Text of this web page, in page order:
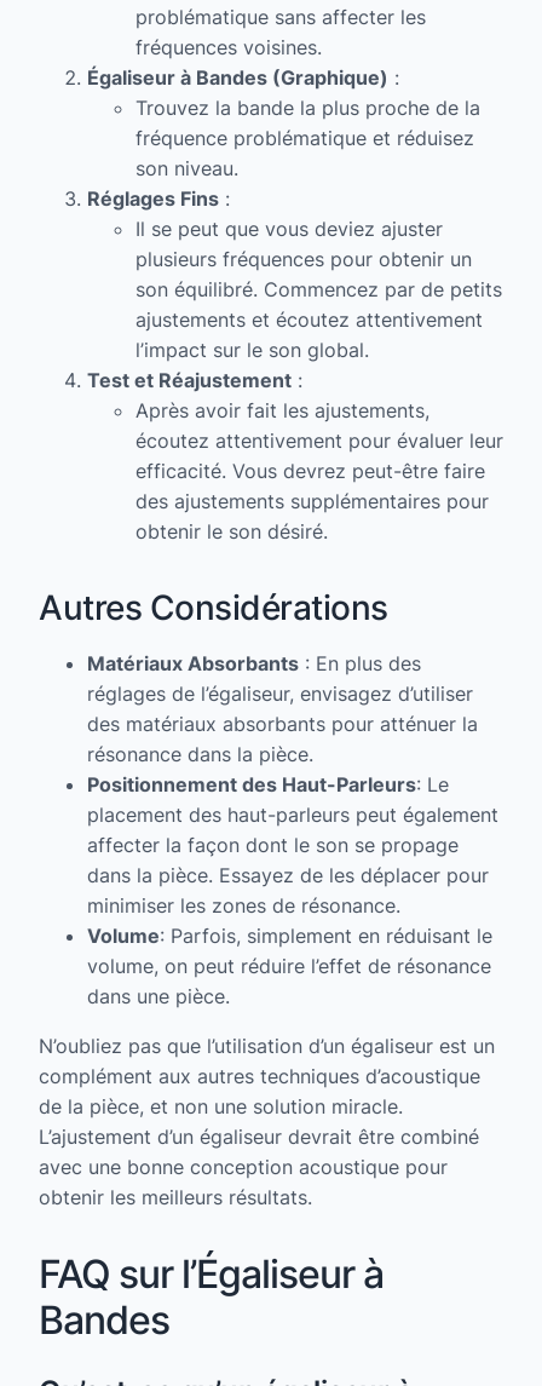
problématique sans affecter les
fréquences voisines.
Égaliseur à Bandes (Graphique) :
Trouvez la bande la plus proche de la
fréquence problématique et réduisez
son niveau.
Réglages Fins :
Il se peut que vous deviez ajuster
plusieurs fréquences pour obtenir un
son équilibré. Commencez par de petits
ajustements et écoutez attentivement
l’impact sur le son global.
Test et Réajustement :
Après avoir fait les ajustements,
écoutez attentivement pour évaluer leur
efficacité. Vous devrez peut-être faire
des ajustements supplémentaires pour
obtenir le son désiré.
Autres Considérations
Matériaux Absorbants : En plus des
réglages de l’égaliseur, envisagez d’utiliser
des matériaux absorbants pour atténuer la
résonance dans la pièce.
Positionnement des Haut-Parleurs: Le
placement des haut-parleurs peut également
affecter la façon dont le son se propage
dans la pièce. Essayez de les déplacer pour
minimiser les zones de résonance.
Volume: Parfois, simplement en réduisant le
volume, on peut réduire l’effet de résonance
dans une pièce.
N’oubliez pas que l’utilisation d’un égaliseur est un
complément aux autres techniques d’acoustique
de la pièce, et non une solution miracle.
L’ajustement d’un égaliseur devrait être combiné
avec une bonne conception acoustique pour
obtenir les meilleurs résultats.
FAQ sur l’Égaliseur à
Bandes